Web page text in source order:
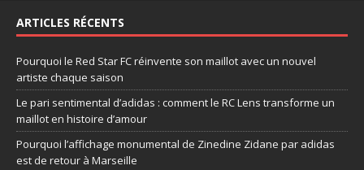
ARTICLES RÉCENTS
Pourquoi le Red Star FC réinvente son maillot avec un nouvel
artiste chaque saison
Le pari sentimental d’adidas : comment le RC Lens transforme un
maillot en histoire d’amour
Pourquoi l’affichage monumental de Zinedine Zidane par adidas
est de retour à Marseille